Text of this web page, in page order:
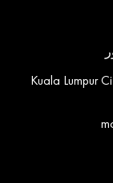
Kuala Lumpur